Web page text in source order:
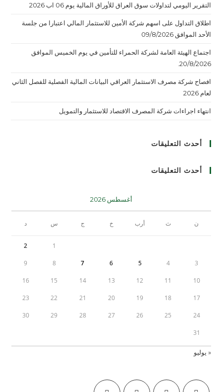
التقرير اليومي لتداولات سوق العراق للأوراق المالية يوم 06 اب 2026
اطلاق التداول على اسهم شركة الأمين للاستثمار المالي اعتبارا من جلسة
الأحد الموافق 09/8/2026
اجتماع الهيئة العامة لشركة الحمراء للتأمين في يوم الخميس الموافق
20/8/2026.
افصاح شركة مصرف الاستثمار العراقي البيانات المالية الفصلية للفصل الثاني
لعام 2026
انتهاء اجراءات شركة المصرف الاقتصاد للاستثمار والتمويل
أحدث التعليقات
أحدث التعليقات
أغسطس 2026
ن ث أرب خ ج س د
1
2
3
4
5
6
7
8
9
10
11
12
13
14
15
16
17
18
19
20
21
22
23
24
25
26
27
28
29
30
31
« يوليو